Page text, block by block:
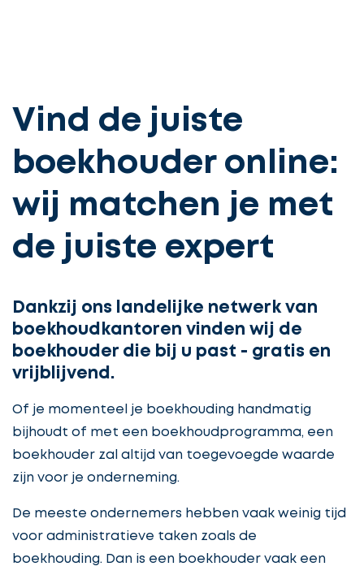
Vind de juiste
boekhouder online:
wij matchen je met
de juiste expert
Dankzij ons landelijke netwerk van
boekhoudkantoren vinden wij de
boekhouder die bij u past - gratis en
vrijblijvend.
Of je momenteel je boekhouding handmatig
bijhoudt of met een boekhoudprogramma, een
boekhouder zal altijd van toegevoegde waarde
zijn voor je onderneming.
De meeste ondernemers hebben vaak weinig tijd
voor administratieve taken zoals de
boekhouding. Dan is een boekhouder vaak een